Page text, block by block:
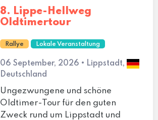
8. Lippe-Hellweg
Oldtimertour
Rallye Lokale Veranstaltung
06 September, 2026 • Lippstadt,
Deutschland
Ungezwungene und schöne
Oldtimer-Tour für den guten
Zweck rund um Lippstadt und